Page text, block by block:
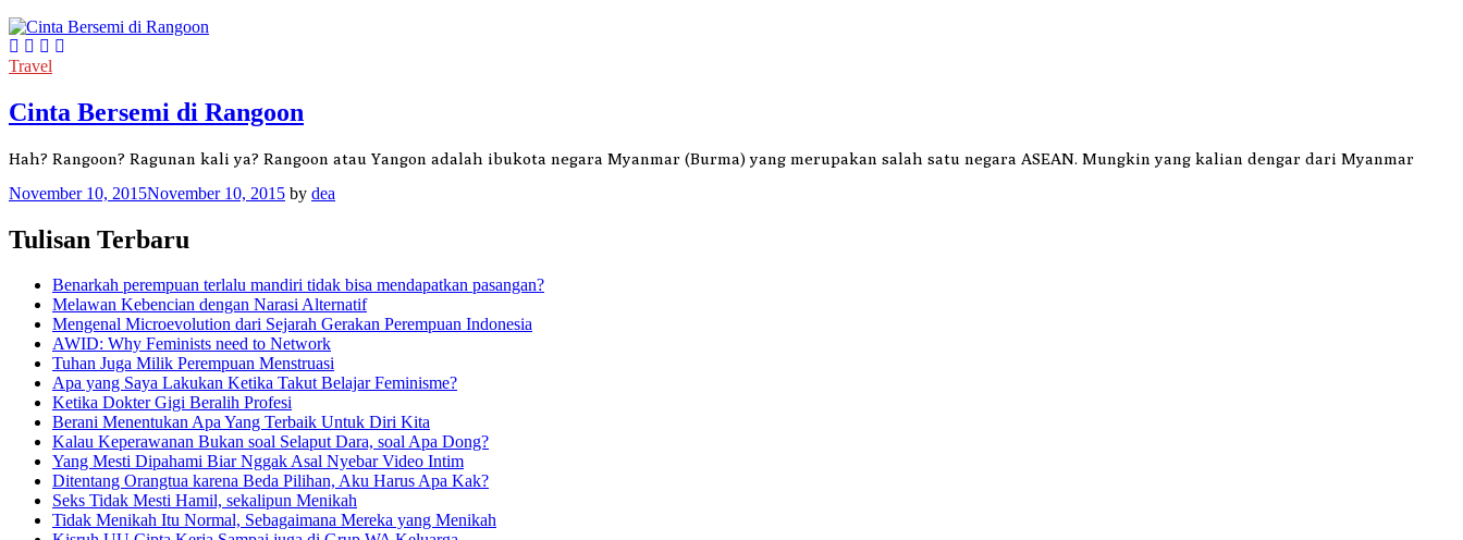
Travel
Cinta Bersemi di Rangoon
Hah? Rangoon? Ragunan kali ya? Rangoon atau Yangon adalah ibukota negara Myanmar (Burma) yang merupakan salah satu negara ASEAN. Mungkin yang kalian dengar dari Myanmar
November 10, 2015November 10, 2015 by dea
Tulisan Terbaru
Benarkah perempuan terlalu mandiri tidak bisa mendapatkan pasangan?
Melawan Kebencian dengan Narasi Alternatif
Mengenal Microevolution dari Sejarah Gerakan Perempuan Indonesia
AWID: Why Feminists need to Network
Tuhan Juga Milik Perempuan Menstruasi
Apa yang Saya Lakukan Ketika Takut Belajar Feminisme?
Ketika Dokter Gigi Beralih Profesi
Berani Menentukan Apa Yang Terbaik Untuk Diri Kita
Kalau Keperawanan Bukan soal Selaput Dara, soal Apa Dong?
Yang Mesti Dipahami Biar Nggak Asal Nyebar Video Intim
Ditentang Orangtua karena Beda Pilihan, Aku Harus Apa Kak?
Seks Tidak Mesti Hamil, sekalipun Menikah
Tidak Menikah Itu Normal, Sebagaimana Mereka yang Menikah